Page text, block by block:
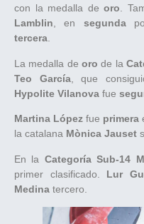
con la medalla de oro.
Lamblin, en segunda
tercera.
La medalla de oro de la
Teo García, que
Hypolite Vilanova fue
Martina López fue primera
la catalana Mònica Jauset
En la Categoría Sub-14
primer clasificado. Lur
Medina tercero.